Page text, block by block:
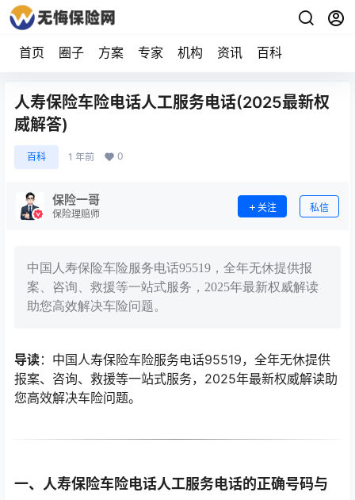
首页 圈子 方案 专家 机构 资讯 百科
人寿保险车险电话人工服务电话(2025最新权
威解答)
百科 1 年前 0
保险一哥
保险理赔师
关注 私信
中国人寿保险车险服务电话95519，全年无休提供报
案、咨询、救援等一站式服务，2025年最新权威解读
助您高效解决车险问题。
导读：中国人寿保险车险服务电话95519，全年无休提供
报案、咨询、救援等一站式服务，2025年最新权威解读助
您高效解决车险问题。
一、人寿保险车险电话人工服务电话的正确号码与